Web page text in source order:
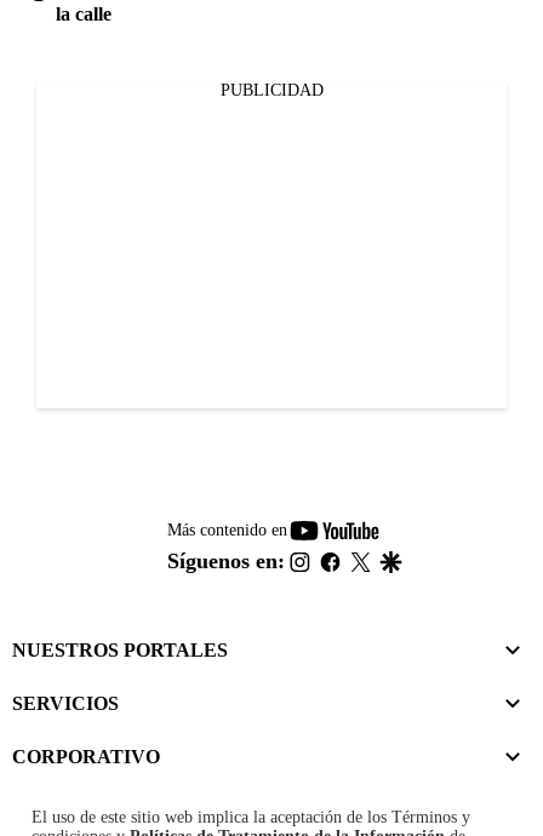
la calle
PUBLICIDAD
Más contenido en
youtube-
footer
Síguenos en: instagram
facebook
twitter
NUESTROS PORTALES
SERVICIOS
CORPORATIVO
El uso de este sitio web implica la aceptación de los Términos y